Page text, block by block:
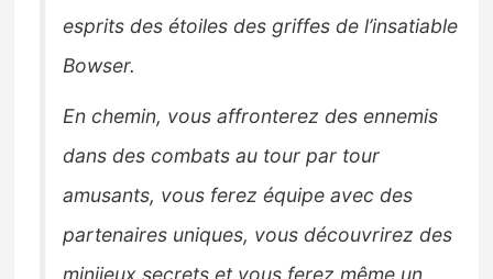
esprits des étoiles des griffes de l’insatiable
Bowser.
En chemin, vous affronterez des ennemis
dans des combats au tour par tour
amusants, vous ferez équipe avec des
partenaires uniques, vous découvrirez des
minijeux secrets et vous ferez même un